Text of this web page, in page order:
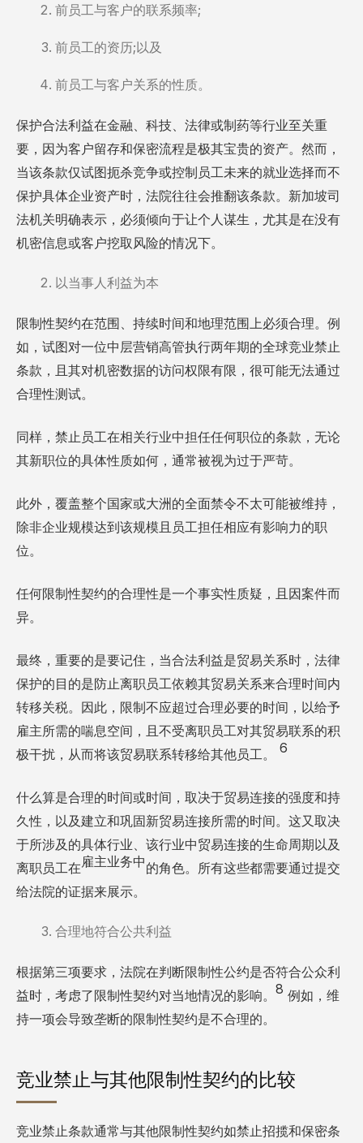
前员工与客户的联系频率;
前员工的资历;以及
前员工与客户关系的性质。
保护合法利益在金融、科技、法律或制药等行业至关重
要，因为客户留存和保密流程是极其宝贵的资产。然而，
当该条款仅试图扼杀竞争或控制员工未来的就业选择而不
保护具体企业资产时，法院往往会推翻该条款。新加坡司
法机关明确表示，必须倾向于让个人谋生，尤其是在没有
机密信息或客户挖取风险的情况下。
以当事人利益为本
限制性契约在范围、持续时间和地理范围上必须合理。例
如，试图对一位中层营销高管执行两年期的全球竞业禁止
条款，且其对机密数据的访问权限有限，很可能无法通过
合理性测试。
同样，禁止员工在相关行业中担任任何职位的条款，无论
其新职位的具体性质如何，通常被视为过于严苛。
此外，覆盖整个国家或大洲的全面禁令不太可能被维持，
除非企业规模达到该规模且员工担任相应有影响力的职
位。
任何限制性契约的合理性是一个事实性质疑，且因案件而
异。
最终，重要的是要记住，当合法利益是贸易关系时，法律
保护的目的是防止离职员工依赖其贸易关系来合理时间内
转移关税。因此，限制不应超过合理必要的时间，以给予
雇主所需的喘息空间，且不受离职员工对其贸易联系的积
极干扰，从而将该贸易联系转移给其他员工。 6
什么算是合理的时间或时间，取决于贸易连接的强度和持
久性，以及建立和巩固新贸易连接所需的时间。这又取决
于所涉及的具体行业、该行业中贸易连接的生命周期以及
离职员工在雇主业务中的角色。所有这些都需要通过提交
给法院的证据来展示。
合理地符合公共利益
根据第三项要求，法院在判断限制性公约是否符合公众利
益时，考虑了限制性契约对当地情况的影响。 8 例如，维
持一项会导致垄断的限制性契约是不合理的。
竞业禁止与其他限制性契约的比较
竞业禁止条款通常与其他限制性契约如禁止招揽和保密条